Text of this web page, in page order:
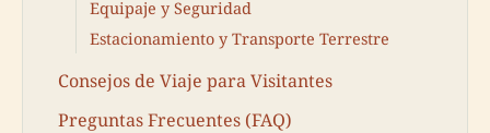
Equipaje y Seguridad
Estacionamiento y Transporte Terrestre
Consejos de Viaje para Visitantes
Preguntas Frecuentes (FAQ)